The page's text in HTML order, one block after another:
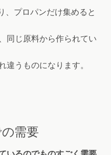
、プロパンだけ集めると
同じ原料から作られてい
違うものになります。
需要